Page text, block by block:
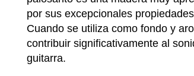
por sus excepcionales
Cuando se utiliza como fondo y
contribuir significativamente al
guitarra.